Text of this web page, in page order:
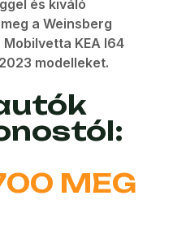
és kiváló
a Weinsberg
KEA I64
modelleket.
MEG